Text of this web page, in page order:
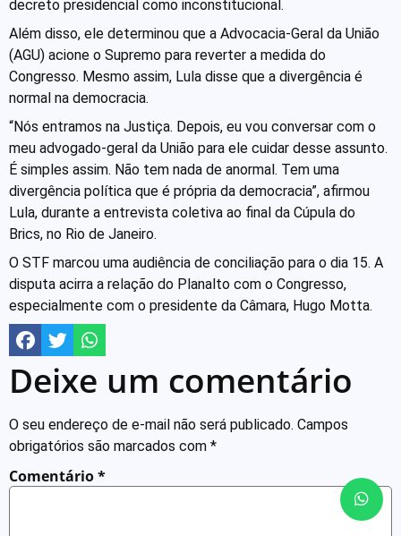
decreto presidencial como inconstitucional.
Além disso, ele determinou que a Advocacia-Geral da União
(AGU) acione o Supremo para reverter a medida do
Congresso. Mesmo assim, Lula disse que a divergência é
normal na democracia.
“Nós entramos na Justiça. Depois, eu vou conversar com o
meu advogado-geral da União para ele cuidar desse assunto.
É simples assim. Não tem nada de anormal. Tem uma
divergência política que é própria da democracia”, afirmou
Lula, durante a entrevista coletiva ao final da Cúpula do
Brics, no Rio de Janeiro.
O STF marcou uma audiência de conciliação para o dia 15. A
disputa acirra a relação do Planalto com o Congresso,
especialmente com o presidente da Câmara, Hugo Motta.
Deixe um comentário
O seu endereço de e-mail não será publicado. Campos
obrigatórios são marcados com *
Comentário*